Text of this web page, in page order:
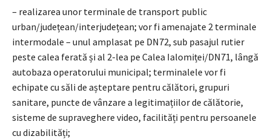
– realizarea unor terminale de transport public
urban/județean/interjudețean; vor fi amenajate 2 terminale
intermodale – unul amplasat pe DN72, sub pasajul rutier
peste calea ferată și al 2-lea pe Calea Ialomiței/DN71, lângă
autobaza operatorului municipal; terminalele vor fi
echipate cu săli de așteptare pentru călători, grupuri
sanitare, puncte de vânzare a legitimațiilor de călătorie,
sisteme de supraveghere video, facilități pentru persoanele
cu dizabilități;